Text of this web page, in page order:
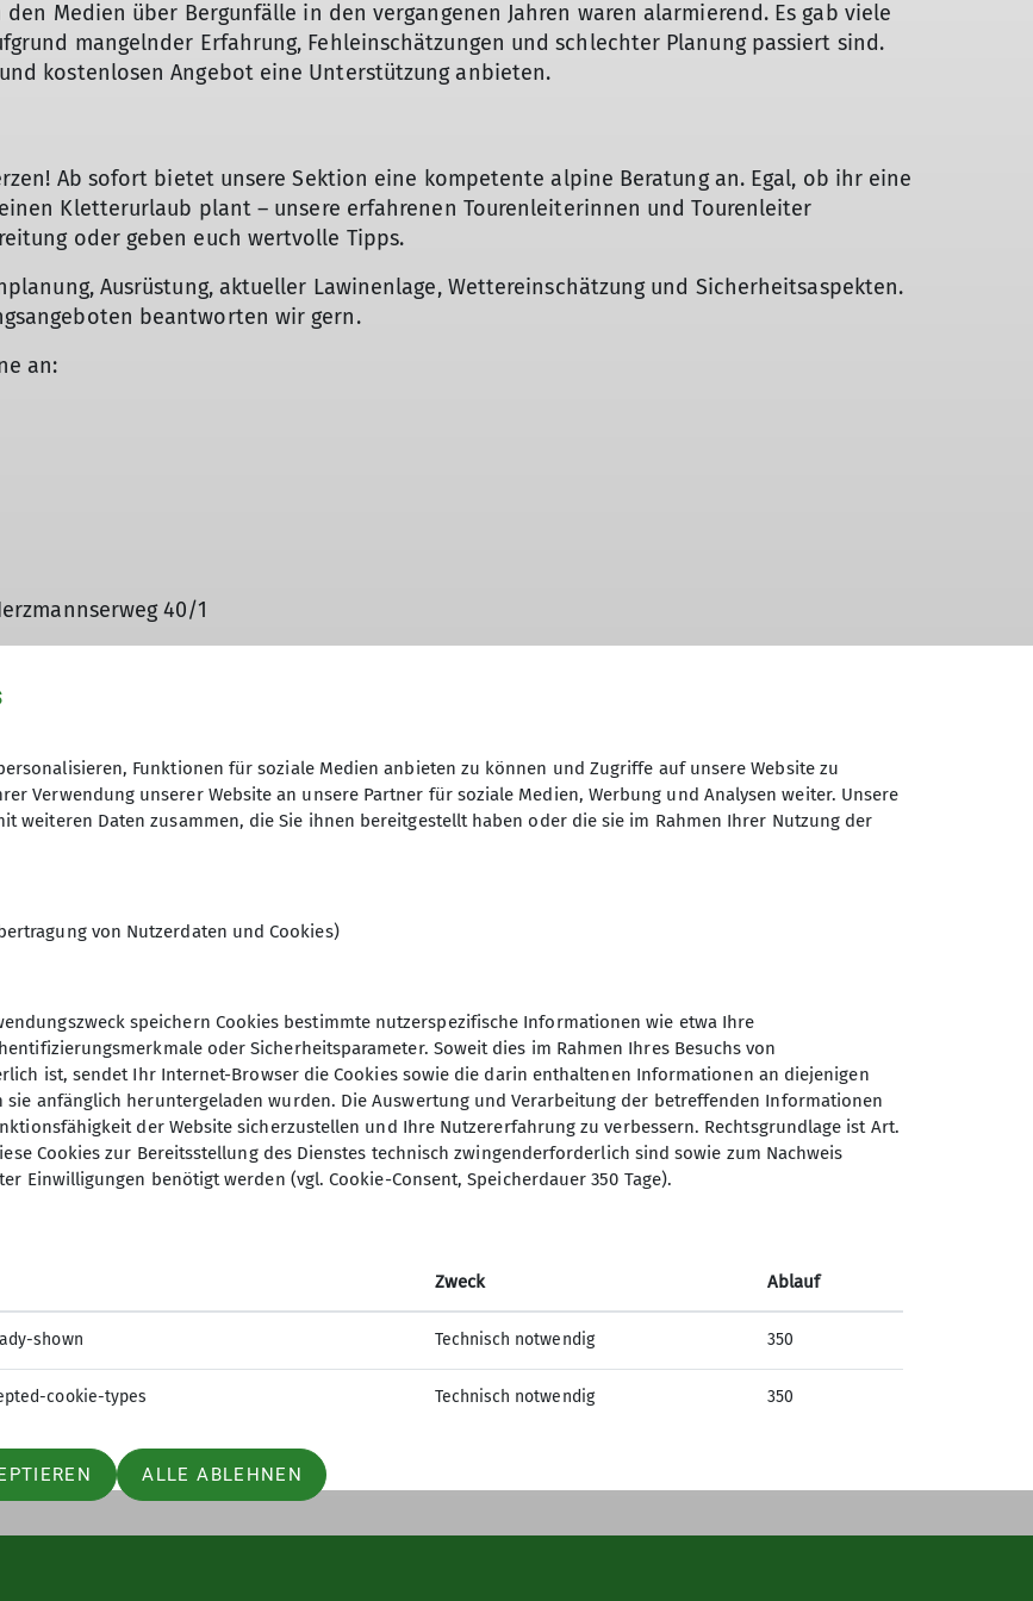
Medien über Bergunfälle in den vergangenen Jahren waren alarmierend. Es gab viele
mangelnder Erfahrung, Fehleinschätzungen und schlechter Planung passiert sind.
kostenlosen Angebot eine Unterstützung anbieten.
Ab sofort bietet unsere Sektion eine kompetente alpine Beratung an. Egal, ob ihr eine
Kletterurlaub plant – unsere erfahrenen Tourenleiterinnen und Tourenleiter
oder geben euch wertvolle Tipps.
Ausrüstung, aktueller Lawinenlage, Wettereinschätzung und Sicherheitsaspekten.
beantworten wir gern.
an:
40/1
mit – wir helfen euch, eure nächste Bergtour gut vorbereitet und mit Freude
ohne Rechtsverbindlichkeit. Die Umsetzung der Auskünfte erfolgt ausschließlich in
Sektion Wangen des
Deutschen Alpenvereins e.V.
Telefon +497522915660
Funktionen für soziale Medien anbieten zu können und Zugriffe auf unsere Website zu
Verwendung unserer Website an unsere Partner für soziale Medien, Werbung und Analysen weiter. Unsere
weiteren Daten zusammen, die Sie ihnen bereitgestellt haben oder die sie im Rahmen Ihrer Nutzung der
von Nutzerdaten und Cookies)
speichern Cookies bestimmte nutzerspezifische Informationen wie etwa Ihre
oder Sicherheitsparameter. Soweit dies im Rahmen Ihres Besuchs von
ist, sendet Ihr Internet-Browser die Cookies sowie die darin enthaltenen Informationen an diejenigen
sie anfänglich heruntergeladen wurden. Die Auswertung und Verarbeitung der betreffenden Informationen
der Website sicherzustellen und Ihre Nutzererfahrung zu verbessern. Rechtsgrundlage ist Art.
Cookies zur Bereitsstellung des Dienstes technisch zwingenderforderlich sind sowie zum Nachweis
Einwilligungen benötigt werden (vgl. Cookie-Consent, Speicherdauer 350 Tage).
Zweck Ablauf
shown Technisch notwendig 350
cookie-types Technisch notwendig 350
ALLE ABLEHNEN